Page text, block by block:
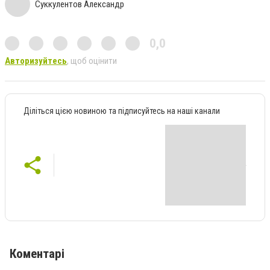
Суккулентов Александр
0,0
Авторизуйтесь, щоб оцінити
Діліться цією новиною та підписуйтесь на наші канали
Коментарі